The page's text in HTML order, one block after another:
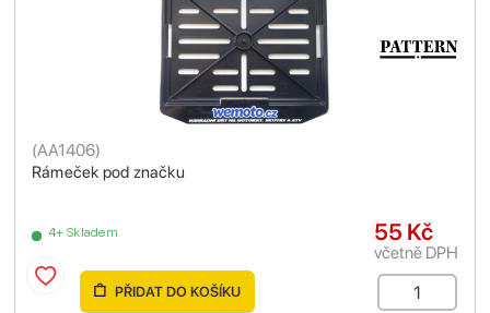
Rámeček pod značku
(AA1406)
4+ Skladem 55 Kč
včetně DPH
PŘIDAT DO KOŠÍKU